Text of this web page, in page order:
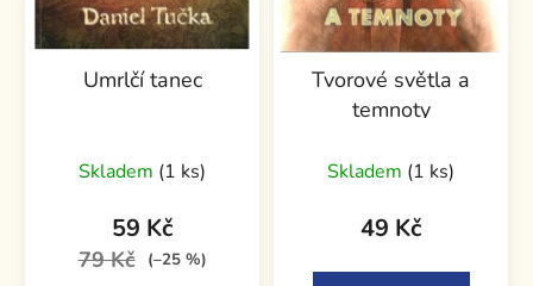
Umrlčí tanec
Skladem (1 ks)
59 Kč
79 Kč (–25 %)
Tvorové světla a
temnoty
Skladem (1 ks)
49 Kč